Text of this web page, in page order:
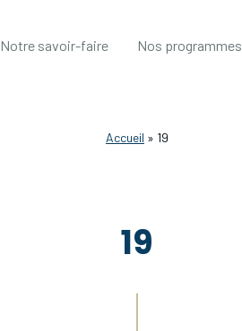
Notre savoir-faire Nos programmes
Accueil » 19
19